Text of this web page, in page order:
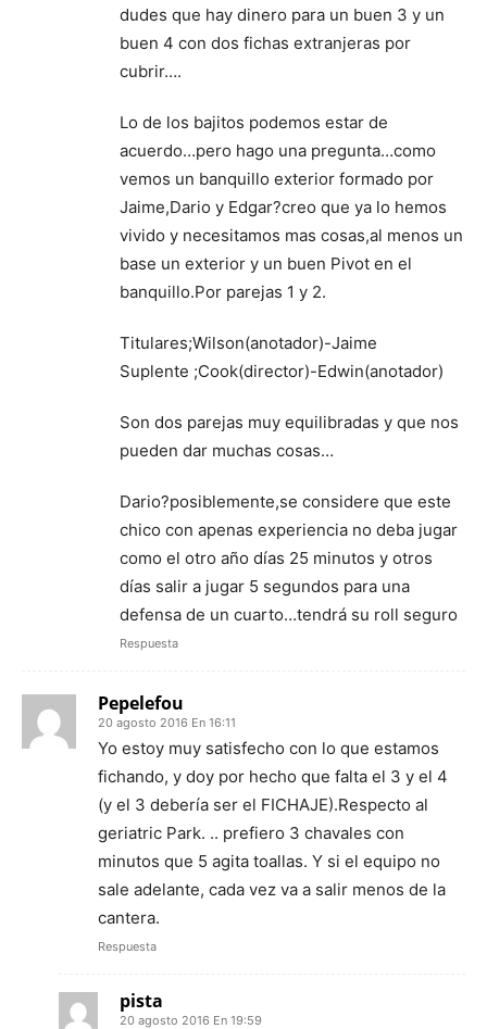
dudes que hay dinero para un buen 3 y un
buen 4 con dos fichas extranjeras por
cubrir….
Lo de los bajitos podemos estar de
acuerdo…pero hago una pregunta…como
vemos un banquillo exterior formado por
Jaime,Dario y Edgar?creo que ya lo hemos
vivido y necesitamos mas cosas,al menos un
base un exterior y un buen Pivot en el
banquillo.Por parejas 1 y 2.
Titulares;Wilson(anotador)-Jaime
Suplente ;Cook(director)-Edwin(anotador)
Son dos parejas muy equilibradas y que nos
pueden dar muchas cosas…
Dario?posiblemente,se considere que este
chico con apenas experiencia no deba jugar
como el otro año días 25 minutos y otros
días salir a jugar 5 segundos para una
defensa de un cuarto…tendrá su roll seguro
Respuesta
Pepelefou
20 agosto 2016 En 16:11
Yo estoy muy satisfecho con lo que estamos
fichando, y doy por hecho que falta el 3 y el 4
(y el 3 debería ser el FICHAJE).Respecto al
geriatric Park. .. prefiero 3 chavales con
minutos que 5 agita toallas. Y si el equipo no
sale adelante, cada vez va a salir menos de la
cantera.
Respuesta
pista
20 agosto 2016 En 19:59